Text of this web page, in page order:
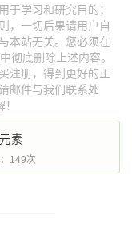
于学习和研究目的；
，一切后果请用户自
本站无关。您必须在
彻底删除上述内容。
注册，得到更好的正
邮件与我们联系处
素
：149次